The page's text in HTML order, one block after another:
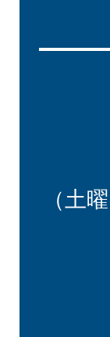
（土